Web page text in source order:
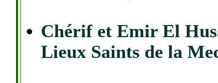
Chérif et Emir El
Lieux Saints de la